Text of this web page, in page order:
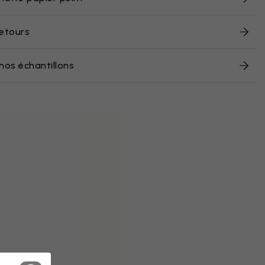
échantillons